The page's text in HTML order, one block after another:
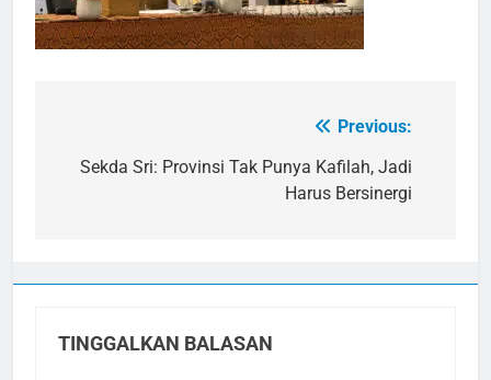
pos
Previous:
Sekda Sri: Provinsi Tak Punya Kafilah, Jadi
Harus Bersinergi
TINGGALKAN BALASAN